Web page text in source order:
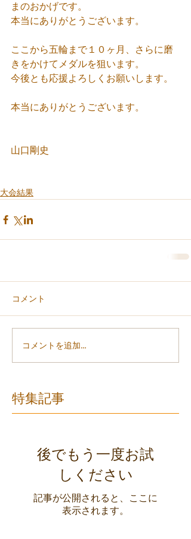
まのおかげです。
本当にありがとうございます。
ここから五輪まで１０ヶ月、さらに磨
きをかけてメダルを狙います。
今後とも応援よろしくお願いします。
本当にありがとうございます。
山口剛史
大会結果
コメント
コメントを追加…
特集記事
後でもう一度お試
しください
記事が公開されると、ここに
表示されます。